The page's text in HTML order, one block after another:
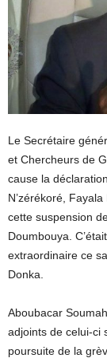
Le Secrétaire
et Chercheurs de
cause la
N’zérékoré,
cette suspension
Doumbouya.
extraordinaire ce
Donka.
Aboubacar
adjoints de celui-ci
poursuite de la